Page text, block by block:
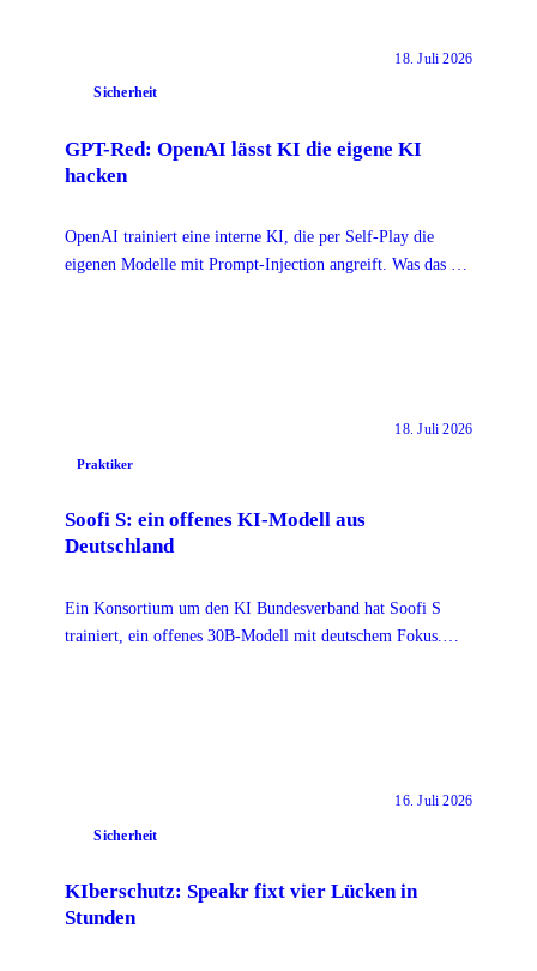
18. Juli 2026
Sicherheit
GPT-Red: OpenAI lässt KI die eigene KI
hacken
OpenAI trainiert eine interne KI, die per Self-Play die
eigenen Modelle mit Prompt-Injection angreift. Was das für
18. Juli 2026
Praktiker
Soofi S: ein offenes KI-Modell aus
Deutschland
Ein Konsortium um den KI Bundesverband hat Soofi S
trainiert, ein offenes 30B-Modell mit deutschem Fokus.
16. Juli 2026
Sicherheit
KIberschutz: Speakr fixt vier Lücken in
Stunden